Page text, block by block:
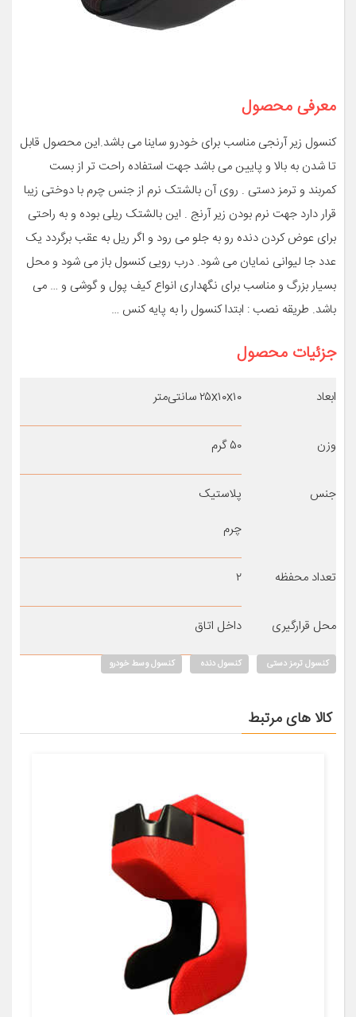
معرفی محصول
کنسول زیر آرنجی مناسب برای خودرو ساینا می باشد.این محصول قابل
تا شدن به بالا و پایین می باشد جهت استفاده راحت تر از بست
کمربند و ترمز دستی . روی آن بالشتک نرم از جنس چرم با دوختی زیبا
قرار دارد جهت نرم بودن زیر آرنج . این بالشتک ریلی بوده و به راحتی
برای عوض کردن دنده رو به جلو می رود و اگر ریل به عقب برگردد یک
عدد جا لیوانی نمایان می شود. درب رویی کنسول باز می شود و محل
بسیار بزرگ و مناسب برای نگهداری انواع کیف پول و گوشی و … می
باشد. طریقه نصب : ابتدا کنسول را به پایه کنس …
جزئیات محصول
ابعاد ۲۵x۱۰x۱۰ سانتی‌متر
وزن ۵۰ گرم
جنس
پلاستیک
چرم
تعداد محفظه ۲
محل قرارگیری داخل اتاق
کنسول ترمز دستی کنسول دنده کنسول وسط خودرو
کالا های مرتبط